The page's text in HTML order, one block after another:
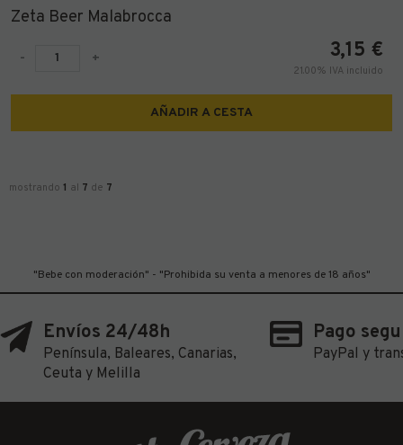
Zeta Beer Malabrocca
3,15 €
21.00% IVA incluido
- +
AÑADIR A CESTA
mostrando 1 al 7 de 7
"Bebe con moderación" - "Prohibida su venta a menores de 18 años"
Envíos 24/48h
Península, Baleares, Canarias,
Ceuta y Melilla
Pago
PayPal y